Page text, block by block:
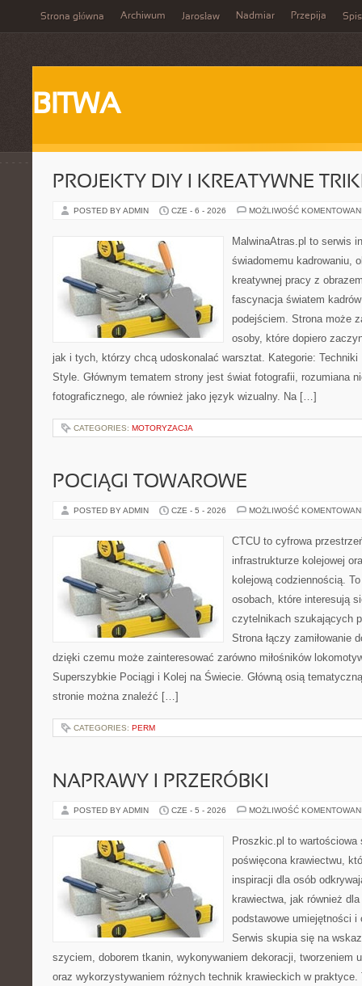
Strona główna Archiwum Jarosław Nadmiar Przepija
BITWA
PROJEKTY DIY I KREATYWNE
POSTED BY ADMIN CZE - 6 - 2026 MOŻLIWOŚĆ
MalwinaAtras.pl to serwis
świadomemu kadrowaniu,
kreatywnej pracy z
fascynacja światem
podejściem. Strona może
osoby, które dopiero
jak i tych, którzy chcą udoskonalać warsztat. Kategorie:
Style. Głównym tematem strony jest świat fotografii, rozumiana
fotograficznego, ale również jako język wizualny. Na […]
CATEGORIES: MOTORYZACJA
POCIĄGI TOWAROWE
POSTED BY ADMIN CZE - 5 - 2026 MOŻLIWOŚĆ
CTCU to cyfrowa
infrastrukturze kolejowej
kolejową codziennością.
osobach, które interesują
czytelnikach szukających
Strona łączy zamiłowanie
dzięki czemu może zainteresować zarówno miłośników
Superszybkie Pociągi i Kolej na Świecie. Główną osią
stronie można znaleźć […]
CATEGORIES: PERM
NAPRAWY I PRZERÓBKI
POSTED BY ADMIN CZE - 5 - 2026 MOŻLIWOŚĆ
Proszkic.pl to wartościowa
poświęcona krawiectwu,
inspiracji dla osób
krawiectwa, jak również
podstawowe umiejętności
Serwis skupia się na
szyciem, doborem tkanin, wykonywaniem dekoracji, tworzeniem
oraz wykorzystywaniem różnych technik krawieckich w